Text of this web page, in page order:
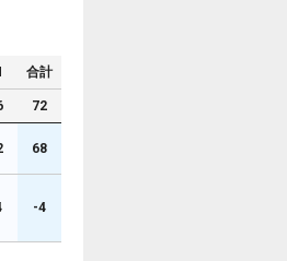
合計
72
68
-4